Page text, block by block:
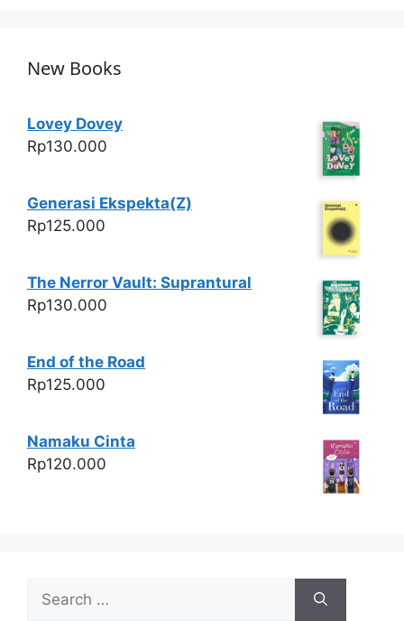
New Books
Lovey Dovey
Rp130.000
Generasi Ekspekta(Z)
Rp125.000
The Nerror Vault: Suprantural
Rp130.000
End of the Road
Rp125.000
Namaku Cinta
Rp120.000
for: